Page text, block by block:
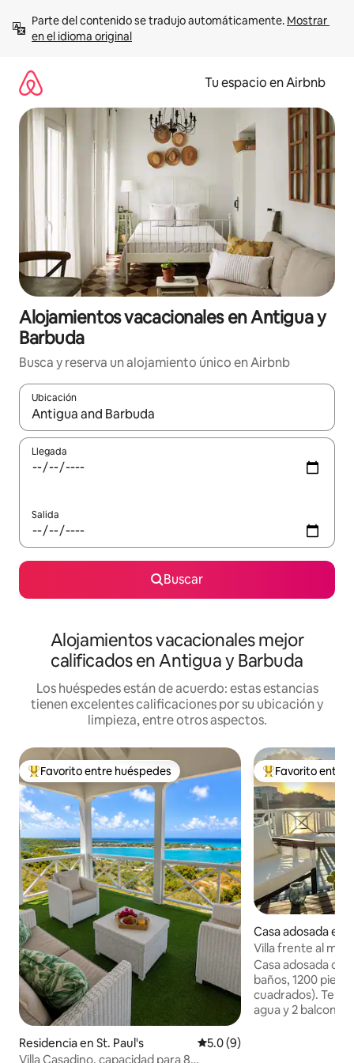
contenido
Parte del contenido se tradujo automáticamente. Mostrar
en el idioma original
Tu espacio en Airbnb
Alojamientos vacacionales en Antigua y
Barbuda
Busca y reserva un alojamiento único en Airbnb
Ubicación
Cuando los resultados estén disponibles, podrás navegar
Llegada
Salida
Buscar
Alojamientos vacacionales mejor
calificados en Antigua y Barbuda
Los huéspedes están de acuerdo: estas estancias
tienen excelentes calificaciones por su ubicación y
limpieza, entre otros aspectos.
De los mejores en Favorito entre huéspedes
Favorito entre huéspedes
Residencia en St. Paul's Calificación promedio: 5.0
5.0 (9)
Villa Casadino, capacidad para 8
De los mejores
Favorito entre
Casa adosada en
ur
Villa frente al mar
diseño
Casa adosada
baños, 1200 pies
cuadrados).
agua y 2